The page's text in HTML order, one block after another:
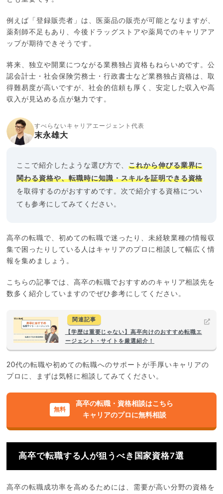
例えば「登録販売者」は、医薬品の販売が可能となりますが、
薬剤師不足もあり、今後ドラッグストアや薬局でのキャリアア
ップが期待できそうです。
将来、独立や開業につながる業務独占資格もねらいめです。公
認会計士・社会保険労務士・行政書士など業務独占資格は、取
得難易度が高いですが、社会的信頼も厚く、安定した収入や高
収入が見込める点が魅力です。
すべらないキャリアエージェント代表
末永雄大
ここで紹介したような選び方で、 これから伸びる業界に
関わる資格や、転職時に知識・スキルを証明できる資格
を取得するのがおすすめです。次で紹介する資格につい
ても参考にしてみてください。
高卒の転職で、初めての転職で迷ったり、未経験業種の情報収
集で困ったりしている人はキャリアのプロに相談して幅広く情
報を集めましょう。
こちらの記事では、高卒の転職でおすすめのキャリア相談先を
数多く紹介していますのでぜひ参考にしてください。
関連記事
【学歴は重要じゃない】高卒向けのおすすめ転職エ
ージェント・サイトを厳選紹介！
20代の転職や初めての転職へのサポートが手厚いキャリアの
プロに、まずは気軽に相談してみてください。
高卒の転職・資格相談はこちら
キャリアのプロに無料相談
高卒で転職する人が狙うべき国家資格7選
高卒の転職成功率を高めるためには、需要が高い分野の資格を